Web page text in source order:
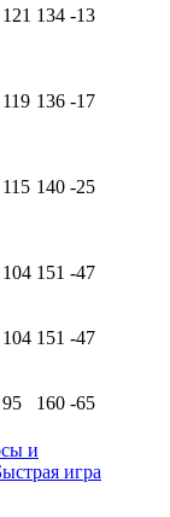
121 134 -13
119 136 -17
115 140 -25
104 151 -47
104 151 -47
95 160 -65
и
игра